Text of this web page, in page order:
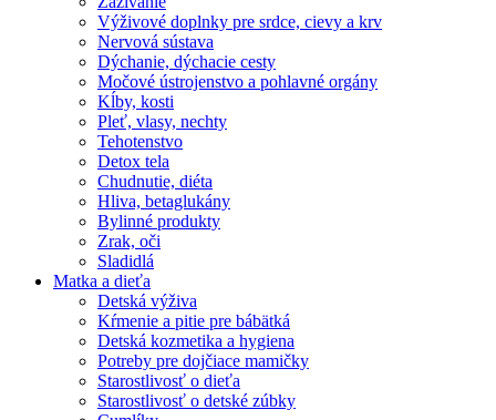
Výživové doplnky pre srdce, cievy a krv
Nervová sústava
Dýchanie, dýchacie cesty
Močové ústrojenstvo a pohlavné orgány
Kĺby, kosti
Pleť, vlasy, nechty
Tehotenstvo
Detox tela
Chudnutie, diéta
Hliva, betaglukány
Bylinné produkty
Zrak, oči
Sladidlá
Matka a dieťa
Detská výživa
Kŕmenie a pitie pre bábätká
Detská kozmetika a hygiena
Potreby pre dojčiace mamičky
Starostlivosť o dieťa
Starostlivosť o detské zúbky